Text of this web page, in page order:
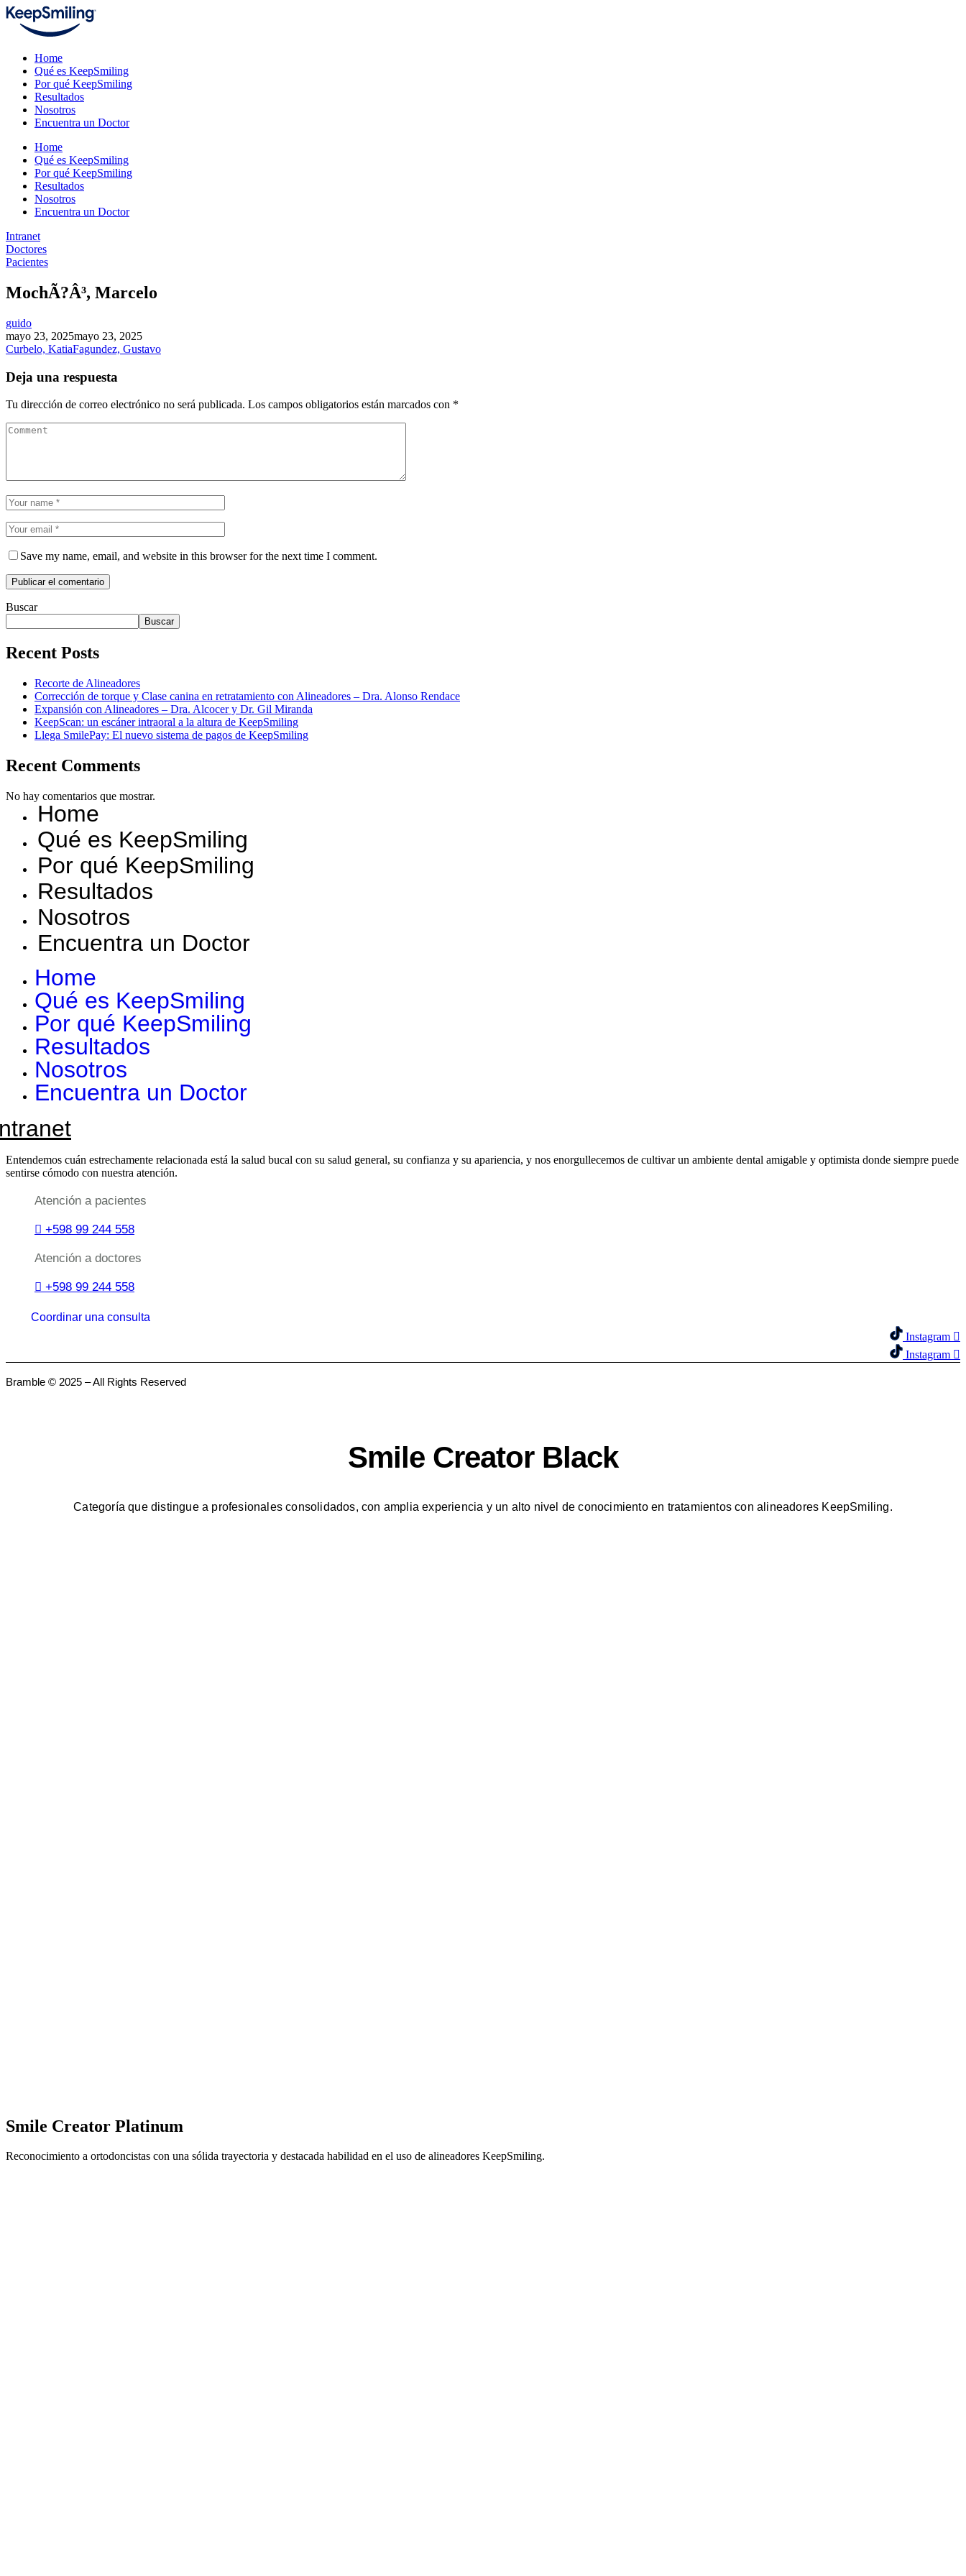
Home
Qué es KeepSmiling
Por qué KeepSmiling
Resultados
Nosotros
Encuentra un Doctor
Home
Qué es KeepSmiling
Por qué KeepSmiling
Resultados
Nosotros
Encuentra un Doctor
Intranet
Doctores
Pacientes
MochÃ?Â³, Marcelo
guido
mayo 23, 2025mayo 23, 2025
Curbelo, KatiaFagundez, Gustavo
Deja una respuesta
Tu dirección de correo electrónico no será publicada. Los campos obligatorios están marcados con *
Save my name, email, and website in this browser for the next time I comment.
Buscar
Buscar
Recent Posts
Recorte de Alineadores
Corrección de torque y Clase canina en retratamiento con Alineadores – Dra. Alonso Rendace
Expansión con Alineadores – Dra. Alcocer y Dr. Gil Miranda
KeepScan: un escáner intraoral a la altura de KeepSmiling
Llega SmilePay: El nuevo sistema de pagos de KeepSmiling
Recent Comments
No hay comentarios que mostrar.
Home
Qué es KeepSmiling
Por qué KeepSmiling
Resultados
Nosotros
Encuentra un Doctor
Home
Qué es KeepSmiling
Por qué KeepSmiling
Resultados
Nosotros
Encuentra un Doctor
Entendemos cuán estrechamente relacionada está la salud bucal con su salud general, su confianza y su apariencia, y nos enorgullecemos de cultivar un ambiente dental amigable y optimista donde siempre puede
sentirse cómodo con nuestra atención.
Atención a pacientes
+598 99 244 558
Atención a doctores
+598 99 244 558‬‬
Coordinar una consulta
Instagram
Instagram
Bramble © 2025 – All Rights Reserved
Smile Creator Black
Categoría que distingue a profesionales consolidados, con amplia experiencia y un alto nivel de conocimiento en tratamientos con alineadores KeepSmiling.
Smile Creator Platinum
Reconocimiento a ortodoncistas con una sólida trayectoria y destacada habilidad en el uso de alineadores KeepSmiling.